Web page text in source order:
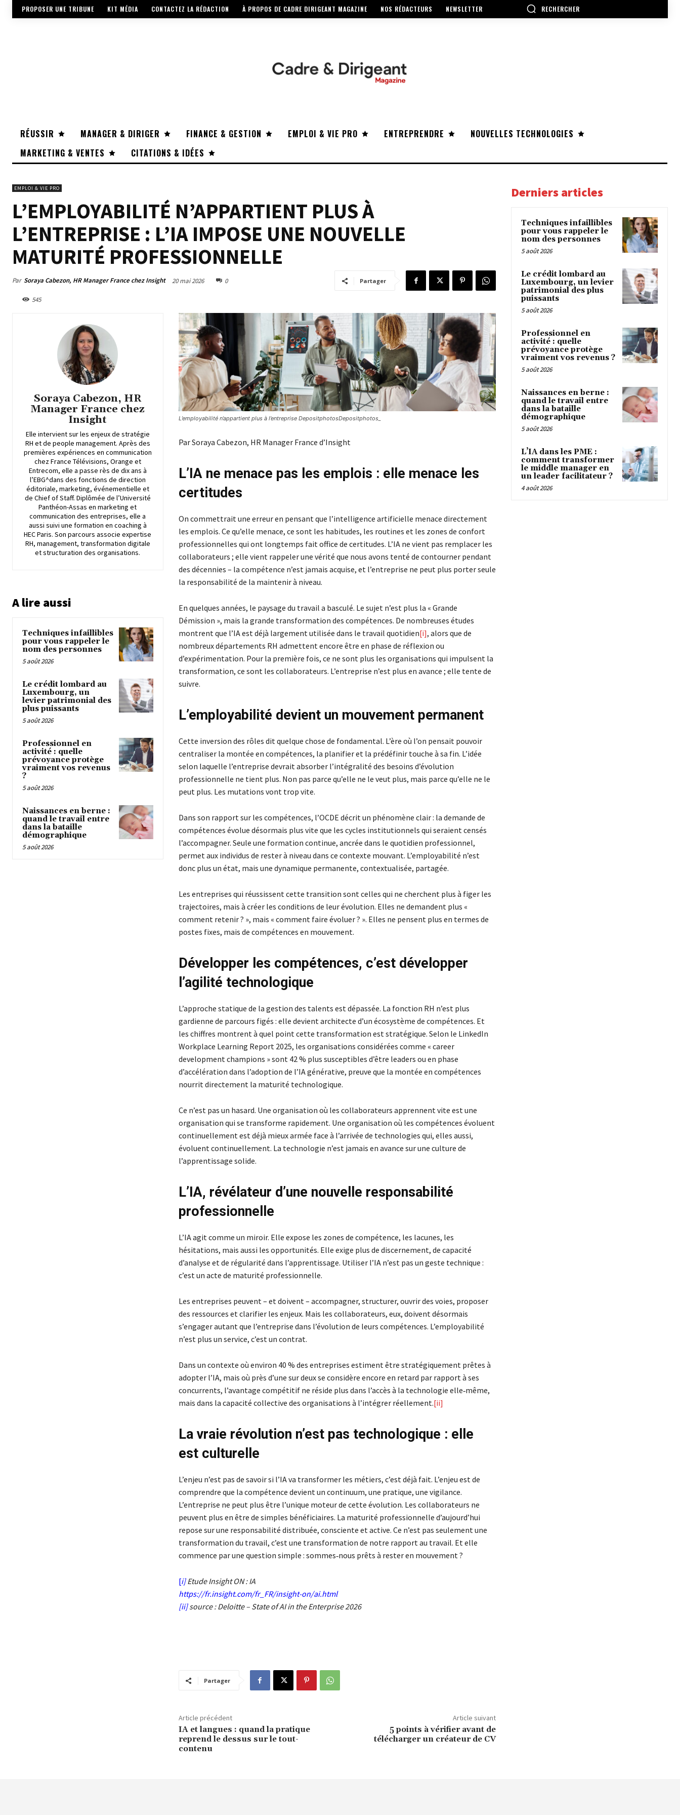
PROPOSER UNE TRIBUNE KIT MÉDIA CONTACTEZ LA RÉDACTION À PROPOS DE CADRE DIRIGEANT MAGAZINE NOS RÉDACTEURS NEWSLETTER RECHERCHER
RÉUSSIR MANAGER & DIRIGER FINANCE & GESTION EMPLOI & VIE PRO ENTREPRENDRE
NOUVELLES TECHNOLOGIES
MARKETING & VENTES
CITATIONS & IDÉES
EMPLOI & VIE PRO
L’EMPLOYABILITÉ N’APPARTIENT PLUS À
L’ENTREPRISE : L’IA IMPOSE UNE NOUVELLE
MATURITÉ PROFESSIONNELLE
Par Soraya Cabezon, HR Manager France chez Insight 20 mai 2026 0
545
Partager
Soraya Cabezon, HR
Manager France chez
Insight
Elle intervient sur les enjeux de stratégie
RH et de people management. Après des
premières expériences en communication
chez France Télévisions, Orange et
Entrecom, elle a passe rès de dix ans à
l’EBG^dans des fonctions de direction
éditoriale, marketing, événementielle et
de Chief of Staff. Diplômée de l’Université
Panthéon-Assas en marketing et
communication des entreprises, elle a
aussi suivi une formation en coaching à
HEC Paris. Son parcours associe expertise
RH, management, transformation digitale
et structuration des organisations.
A lire aussi
Techniques infaillibles
pour vous rappeler le
nom des personnes
5 août 2026
Le crédit lombard au
Luxembourg, un
levier patrimonial des
plus puissants
5 août 2026
Professionnel en
activité : quelle
prévoyance protège
vraiment vos revenus
?
5 août 2026
Naissances en berne :
quand le travail entre
dans la bataille
démographique
5 août 2026
L’employabilité n’appartient plus à l’entreprise DepositphotosDepositphotos_
Par Soraya Cabezon, HR Manager France d’Insight
L’IA ne menace pas les emplois : elle menace les
certitudes
On commettrait une erreur en pensant que l’intelligence artificielle menace directement
les emplois. Ce qu’elle menace, ce sont les habitudes, les routines et les zones de confort
professionnelles qui ont longtemps fait office de certitudes. L’IA ne vient pas remplacer les
collaborateurs ; elle vient rappeler une vérité que nous avons tenté de contourner pendant
des décennies – la compétence n’est jamais acquise, et l’entreprise ne peut plus porter seule
la responsabilité de la maintenir à niveau.
En quelques années, le paysage du travail a basculé. Le sujet n’est plus la « Grande
Démission », mais la grande transformation des compétences. De nombreuses études
montrent que l’IA est déjà largement utilisée dans le travail quotidien[i], alors que de
nombreux départements RH admettent encore être en phase de réflexion ou
d’expérimentation. Pour la première fois, ce ne sont plus les organisations qui impulsent la
transformation, ce sont les collaborateurs. L’entreprise n’est plus en avance ; elle tente de
suivre.
L’employabilité devient un mouvement permanent
Cette inversion des rôles dit quelque chose de fondamental. L’ère où l’on pensait pouvoir
centraliser la montée en compétences, la planifier et la prédéfinir touche à sa fin. L’idée
selon laquelle l’entreprise devrait absorber l’intégralité des besoins d’évolution
professionnelle ne tient plus. Non pas parce qu’elle ne le veut plus, mais parce qu’elle ne le
peut plus. Les mutations vont trop vite.
Dans son rapport sur les compétences, l’OCDE décrit un phénomène clair : la demande de
compétences évolue désormais plus vite que les cycles institutionnels qui seraient censés
l’accompagner. Seule une formation continue, ancrée dans le quotidien professionnel,
permet aux individus de rester à niveau dans ce contexte mouvant. L’employabilité n’est
donc plus un état, mais une dynamique permanente, contextualisée, partagée.
Les entreprises qui réussissent cette transition sont celles qui ne cherchent plus à figer les
trajectoires, mais à créer les conditions de leur évolution. Elles ne demandent plus «
comment retenir ? », mais « comment faire évoluer ? ». Elles ne pensent plus en termes de
postes fixes, mais de compétences en mouvement.
Développer les compétences, c’est développer
l’agilité technologique
L’approche statique de la gestion des talents est dépassée. La fonction RH n’est plus
gardienne de parcours figés : elle devient architecte d’un écosystème de compétences. Et
les chiffres montrent à quel point cette transformation est stratégique. Selon le LinkedIn
Workplace Learning Report 2025, les organisations considérées comme « career
development champions » sont 42 % plus susceptibles d’être leaders ou en phase
d’accélération dans l’adoption de l’IA générative, preuve que la montée en compétences
nourrit directement la maturité technologique.
Ce n’est pas un hasard. Une organisation où les collaborateurs apprennent vite est une
organisation qui se transforme rapidement. Une organisation où les compétences évoluent
continuellement est déjà mieux armée face à l’arrivée de technologies qui, elles aussi,
évoluent continuellement. La technologie n’est jamais en avance sur une culture de
l’apprentissage solide.
L’IA, révélateur d’une nouvelle responsabilité
professionnelle
L’IA agit comme un miroir. Elle expose les zones de compétence, les lacunes, les
hésitations, mais aussi les opportunités. Elle exige plus de discernement, de capacité
d’analyse et de régularité dans l’apprentissage. Utiliser l’IA n’est pas un geste technique :
c’est un acte de maturité professionnelle.
Les entreprises peuvent – et doivent – accompagner, structurer, ouvrir des voies, proposer
des ressources et clarifier les enjeux. Mais les collaborateurs, eux, doivent désormais
s’engager autant que l’entreprise dans l’évolution de leurs compétences. L’employabilité
n’est plus un service, c’est un contrat.
Dans un contexte où environ 40 % des entreprises estiment être stratégiquement prêtes à
adopter l’IA, mais où près d’une sur deux se considère encore en retard par rapport à ses
concurrents, l’avantage compétitif ne réside plus dans l’accès à la technologie elle‑même,
mais dans la capacité collective des organisations à l’intégrer réellement.[ii]
La vraie révolution n’est pas technologique : elle
est culturelle
L’enjeu n’est pas de savoir si l’IA va transformer les métiers, c’est déjà fait. L’enjeu est de
comprendre que la compétence devient un continuum, une pratique, une vigilance.
L’entreprise ne peut plus être l’unique moteur de cette évolution. Les collaborateurs ne
peuvent plus en être de simples bénéficiaires. La maturité professionnelle d’aujourd’hui
repose sur une responsabilité distribuée, consciente et active. Ce n’est pas seulement une
transformation du travail, c’est une transformation de notre rapport au travail. Et elle
commence par une question simple : sommes‑nous prêts à rester en mouvement ?
[i]Etude Insight ON : IA
https://fr.insight.com/fr_FR/insight-on/ai.html
[ii]source : Deloitte – State of AI in the Enterprise 2026
Partager
Article précédent
IA et langues : quand la pratique
reprend le dessus sur le tout-
contenu
Article suivant
5 points à vérifier avant de
télécharger un créateur de CV
Derniers articles
Techniques infaillibles
pour vous rappeler le
nom des personnes
5 août 2026
Le crédit lombard au
Luxembourg, un levier
patrimonial des plus
puissants
5 août 2026
Professionnel en
activité : quelle
prévoyance protège
vraiment vos revenus ?
5 août 2026
Naissances en berne :
quand le travail entre
dans la bataille
démographique
5 août 2026
L’IA dans les PME :
comment transformer
le middle manager en
un leader facilitateur ?
4 août 2026